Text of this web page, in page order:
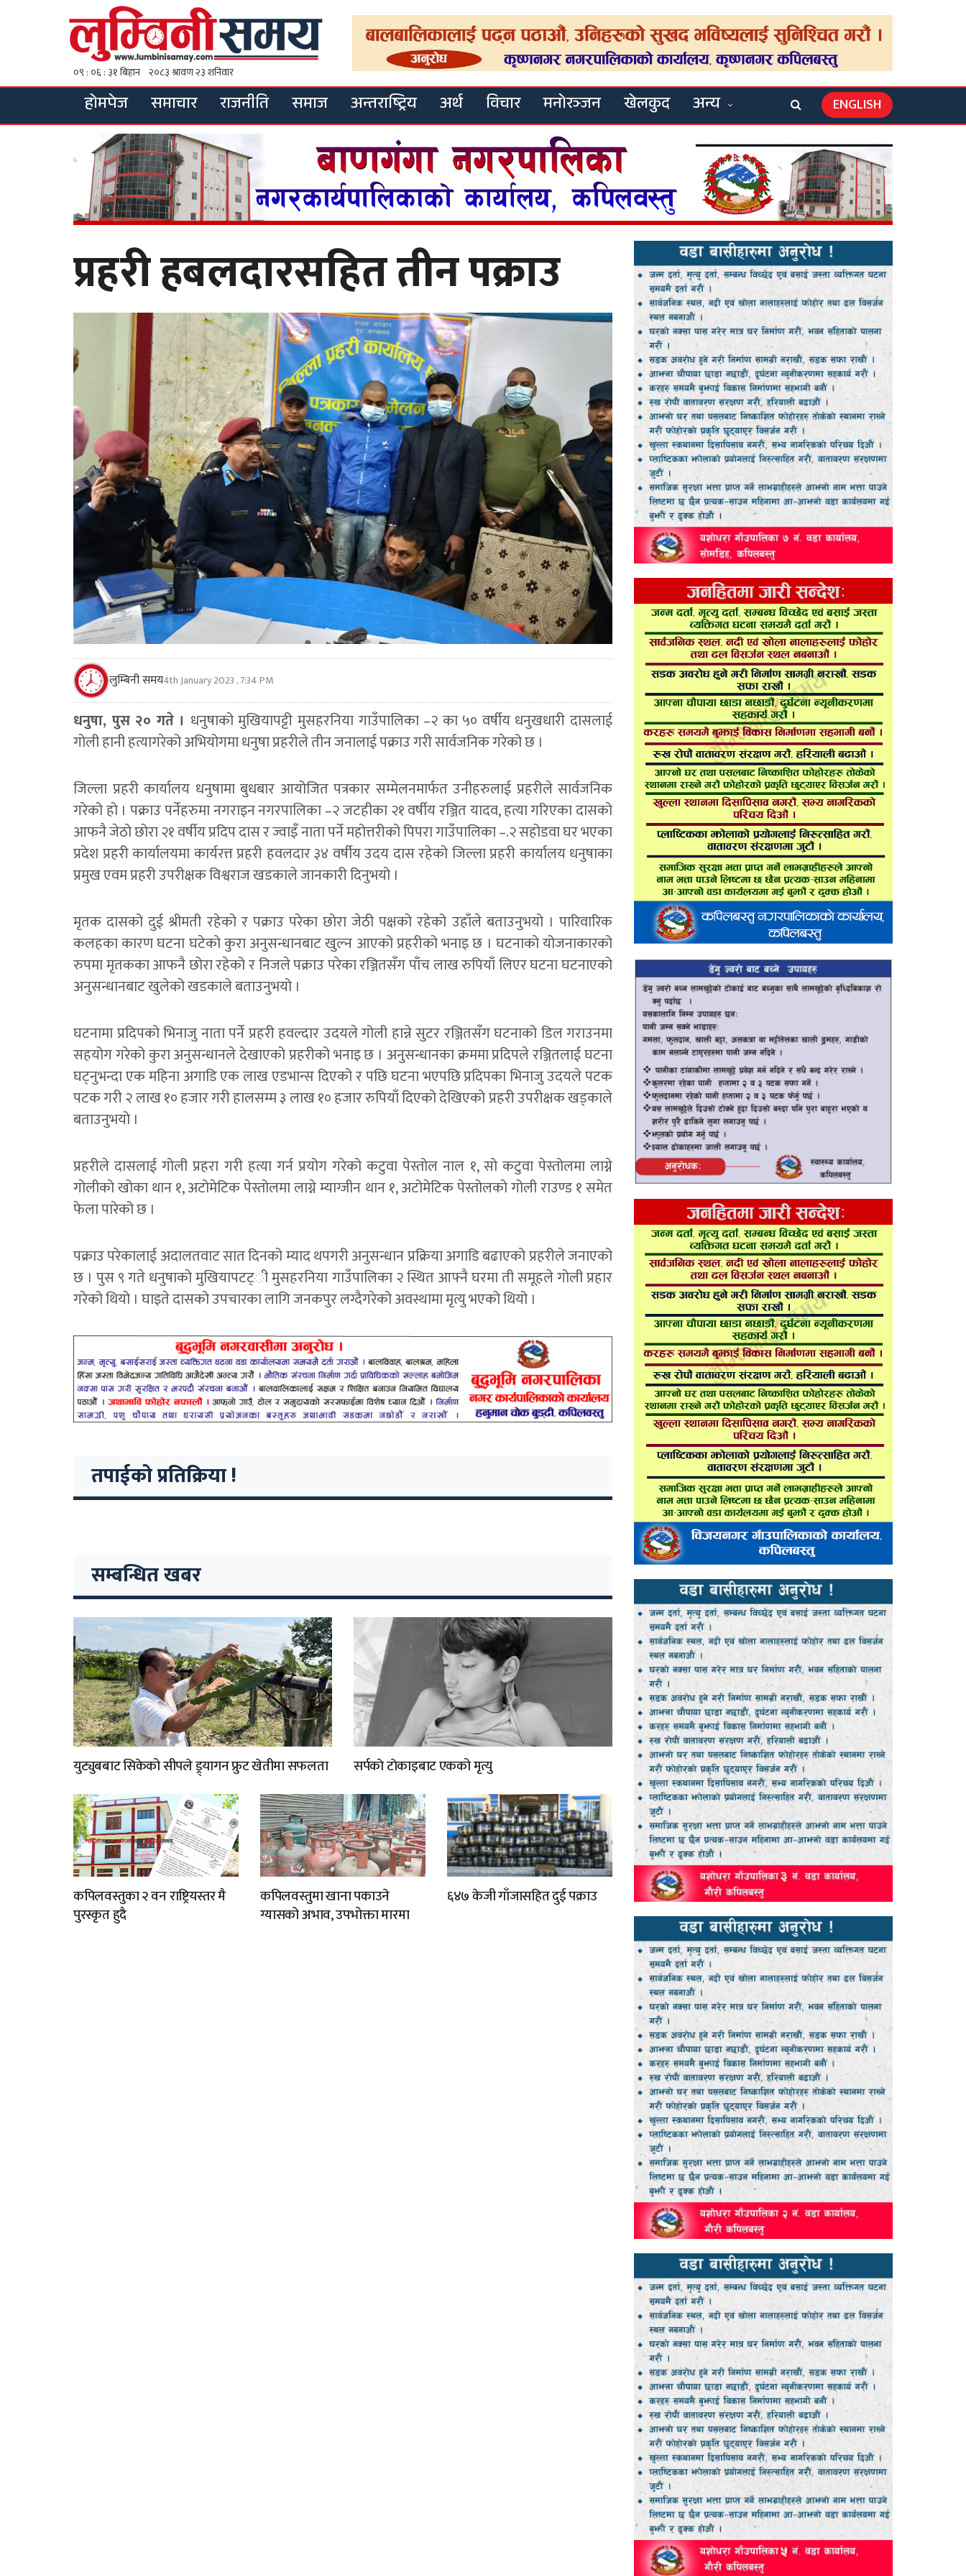
होमपेज समाचार राजनीति समाज अन्तराष्ट्रिय अर्थ विचार मनोरञ्जन खेलकुद अन्य ENGLISH
प्रहरी हबलदारसहित तीन पक्राउ
लुम्बिनी समय4th January 2023 , 7:34 PM
धनुषा, पुस २० गते । धनुषाको मुखियापट्टी मुसहरनिया गाउँपालिका –२ का ५० वर्षीय धनुखधारी दासलाई
गोली हानी हत्यागरेको अभियोगमा धनुषा प्रहरीले तीन जनालाई पक्राउ गरी सार्वजनिक गरेको छ ।
जिल्ला प्रहरी कार्यालय धनुषामा बुधबार आयोजित पत्रकार सम्मेलनमार्फत उनीहरुलाई प्रहरीले सार्वजनिक
गरेको हो । पक्राउ पर्नेहरुमा नगराइन नगरपालिका –२ जटहीका २१ वर्षीय रञ्जित यादव, हत्या गरिएका दासको
आफनै जेठो छोरा २१ वर्षीय प्रदिप दास र ज्वाइँ नाता पर्ने महोत्तरीको पिपरा गाउँपालिका –.२ सहोडवा घर भएका
प्रदेश प्रहरी कार्यालयमा कार्यरत्त प्रहरी हवलदार ३४ वर्षीय उदय दास रहेको जिल्ला प्रहरी कार्यालय धनुषाका
प्रमुख एवम प्रहरी उपरीक्षक विश्वराज खडकाले जानकारी दिनुभयो ।
मृतक दासको दुई श्रीमती रहेको र पक्राउ परेका छोरा जेठी पक्षको रहेको उहाँले बताउनुभयो । पारिवारिक
कलहका कारण घटना घटेको कुरा अनुसन्धानबाट खुल्न आएको प्रहरीको भनाइ छ । घटनाको योजनाकारको
रुपमा मृतकका आफनै छोरा रहेको र निजले पक्राउ परेका रञ्जितसँग पाँच लाख रुपियाँ लिएर घटना घटनाएको
अनुसन्धानबाट खुलेको खडकाले बताउनुभयो ।
घटनामा प्रदिपको भिनाजु नाता पर्ने प्रहरी हवल्दार उदयले गोली हान्ने सुटर रञ्जितसँग घटनाको डिल गराउनमा
सहयोग गरेको कुरा अनुसन्धानले देखाएको प्रहरीको भनाइ छ । अनुसन्धानका क्रममा प्रदिपले रञ्जितलाई घटना
घट्नुभन्दा एक महिना अगाडि एक लाख एडभान्स दिएको र पछि घटना भएपछि प्रदिपका भिनाजु उदयले पटक
पटक गरी २ लाख १० हजार गरी हालसम्म ३ लाख १० हजार रुपियाँ दिएको देखिएको प्रहरी उपरीक्षक खड्काले
बताउनुभयो ।
प्रहरीले दासलाई गोली प्रहरा गरी हत्या गर्न प्रयोग गरेको कटुवा पेस्तोल नाल १, सो कटुवा पेस्तोलमा लाग्ने
गोलीको खोका थान १, अटोमेटिक पेस्तोलमा लाग्ने म्याग्जीन थान १, अटोमेटिक पेस्तोलको गोली राउण्ड १ समेत
फेला पारेको छ ।
पक्राउ परेकालाई अदालतवाट सात दिनको म्याद थपगरी अनुसन्धान प्रक्रिया अगाडि बढाएको प्रहरीले जनाएको
छ । पुस ९ गते धनुषाको मुखियापटट्ी मुसहरनिया गाउँपालिका २ स्थित आफ्नै घरमा ती समूहले गोली प्रहार
गरेको थियो । घाइते दासको उपचारका लागि जनकपुर लग्दैगरेको अवस्थामा मृत्यु भएको थियो ।
तपाईको प्रतिक्रिया !
सम्बन्धित खबर
युट्युबबाट सिकेको सीपले ड्र्यागन फ्रुट खेतीमा सफलता सर्पकाे टाेकाइबाट एकको मृत्यु
कपिलवस्तुका २ वन राष्ट्रियस्तर मै
पुरस्कृत हुदै
कपिलवस्तुमा खाना पकाउने
ग्यासको अभाव, उपभोक्ता मारमा
६४७ केजी गाँजासहित दुई पक्राउ